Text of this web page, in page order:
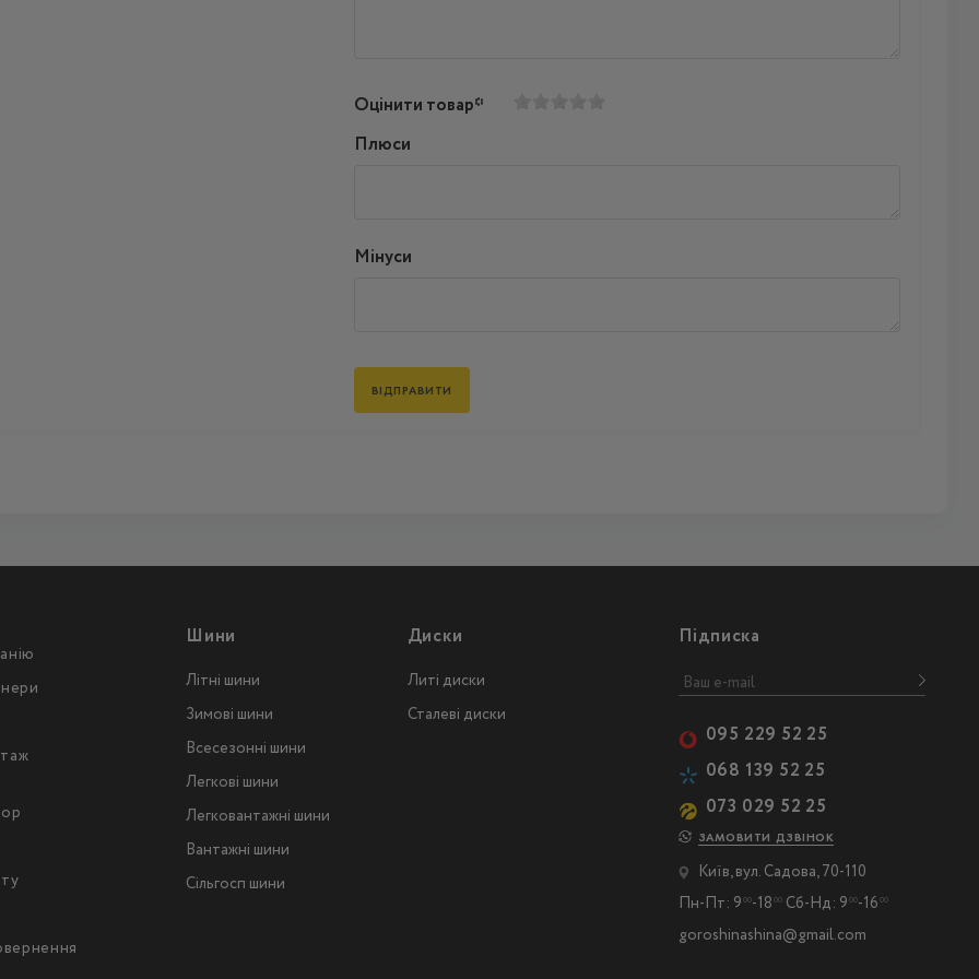
Оцінити товар*
Плюси
Мінуси
Шини
Літні шини
Зимові шини
Всесезонні шини
Легкові шини
Легковантажнi шини
Вантажнi шини
Сільгосп шини
Диски
Литі диски
Сталеві диски
Підписка
095 229 52 25
068 139 52 25
073 029 52 25
ЗАМОВИТИ ДЗВІНОК
Київ, вул. Садова, 70-110
Пн-Пт: 9 00-18 00Сб-Нд: 9 00-16 00
goroshinashina@gmail.com